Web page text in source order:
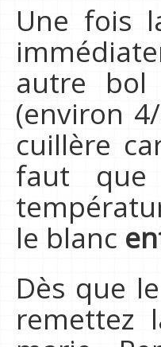
Une fois
autre bol
(environ
cuillère
faut que
le blanc
Dès que
remettez